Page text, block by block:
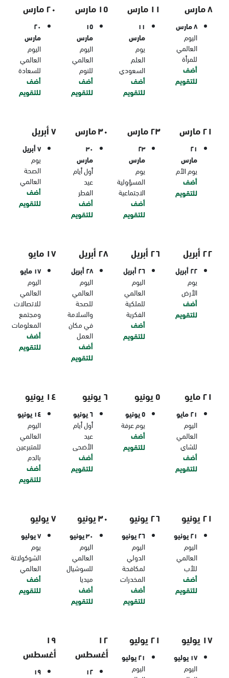
٨ مارس
٨ مارس
اليوم
العالمي
للمرأة
أضف
للتقويم
١١ مارس
١١
مارس
يوم
العلم
السعودي
أضف
للتقويم
١٥ مارس
١٥
مارس
اليوم
العالمي
للنوم
أضف
للتقويم
٢٠ مارس
٢٠
مارس
اليوم
العالمي
للسعادة
أضف
للتقويم
٢١ مارس
٢١
مارس
يوم الأم
أضف
للتقويم
٢٣ مارس
٢٣
مارس
يوم
المسؤولية
الاجتماعية
أضف
للتقويم
٣٠ مارس
٣٠
مارس
أول أيام
عيد
الفطر
أضف
للتقويم
٧ أبريل
٧ أبريل
يوم
الصحة
العالمي
أضف
للتقويم
٢٢ أبريل
٢٢ أبريل
يوم
الأرض
أضف
للتقويم
٢٦ أبريل
٢٦ أبريل
اليوم
العالمي
للملكية
الفكرية
أضف
للتقويم
٢٨ أبريل
٢٨ أبريل
اليوم
العالمي
للصحة
والسلامة
في مكان
العمل
أضف
للتقويم
١٧ مايو
١٧ مايو
اليوم
العالمي
للاتصالات
ومجتمع
المعلومات
أضف
للتقويم
٢١ مايو
٢١ مايو
اليوم
العالمي
للشاي
أضف
للتقويم
٥ يونيو
٥ يونيو
يوم عرفة
أضف
للتقويم
٦ يونيو
٦ يونيو
أول أيام
عيد
الأضحى
أضف
للتقويم
١٤ يونيو
١٤ يونيو
اليوم
العالمي
للمتبرعين
بالدم
أضف
للتقويم
٢١ يونيو
٢١ يونيو
اليوم
العالمي
للأب
أضف
للتقويم
٢٦ يونيو
٢٦ يونيو
اليوم
الدولي
لمكافحة
المخدرات
أضف
للتقويم
٣٠ يونيو
٣٠ يونيو
اليوم
العالمي
للسوشيال
ميديا
أضف
للتقويم
٧ يوليو
٧ يوليو
يوم
الشوكولاتة
العالمي
أضف
للتقويم
١٧ يوليو
١٧ يوليو
اليوم
٢١ يوليو
٢١ يوليو
اليوم
١٢
أغسطس
١٢
١٩
أغسطس
١٩